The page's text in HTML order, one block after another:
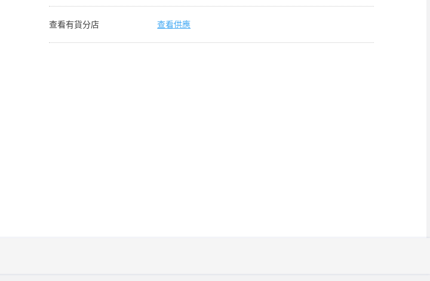
查看有貨分店 查看供應